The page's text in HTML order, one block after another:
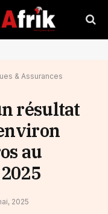
& Assurances
résultat
au
2025